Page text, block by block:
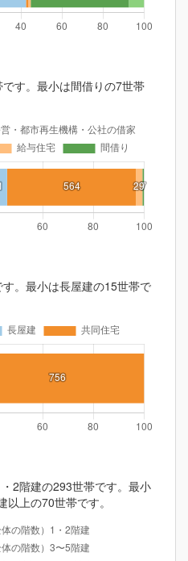
す。最小は間借りの7世帯
。最小は長屋建の15世帯で
2階建の293世帯です。最小
上の70世帯です。